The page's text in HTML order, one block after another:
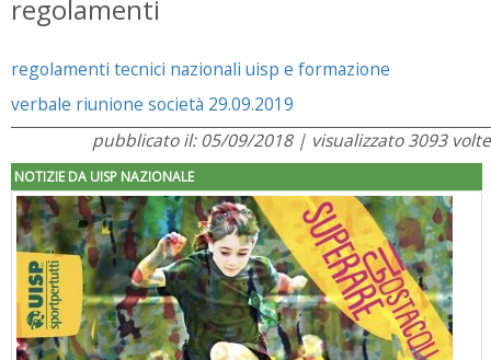
regolamenti
regolamenti tecnici nazionali uisp e formazione
verbale riunione società 29.09.2019
pubblicato il: 05/09/2018 | visualizzato 3093 volte
NOTIZIE DA UISP NAZIONALE